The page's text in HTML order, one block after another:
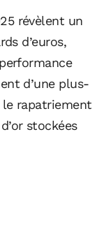
révèlent un
d’euros,
d’une plus-
le rapatriement
stockées